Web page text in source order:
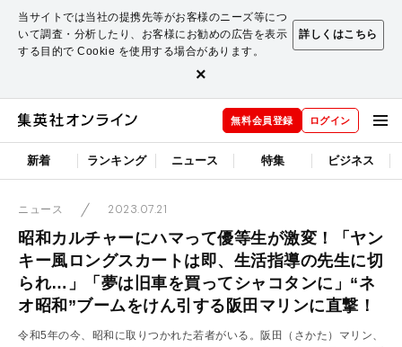
当サイトでは当社の提携先等がお客様のニーズ等につ
いて調査・分析したり、お客様にお勧めの広告を表示
する目的で Cookie を使用する場合があります。
詳しくはこちら
×
無料会員登録 ログイン
新着 ランキング ニュース 特集 ビジネス
ニュース 2023.07.21
昭和カルチャーにハマって優等生が激変！「ヤン
キー風ロングスカートは即、生活指導の先生に切
られ…」「夢は旧車を買ってシャコタンに」“ネ
オ昭和”ブームをけん引する阪田マリンに直撃！
令和5年の今、昭和に取りつかれた若者がいる。阪田（さかた）マリン、